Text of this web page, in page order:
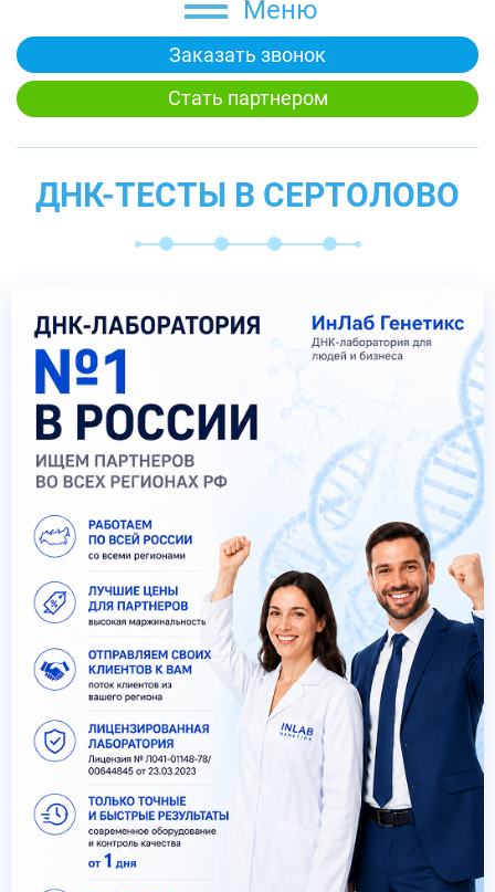
Меню
Заказать звонок
Стать партнером
ДНК-ТЕСТЫ В СЕРТОЛОВО